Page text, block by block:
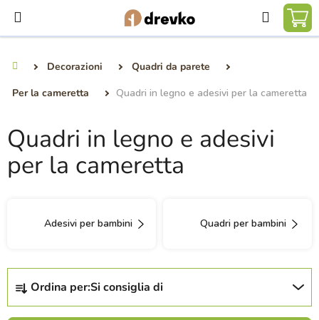
contenuto
Ricerca
Decorazioni
Quadri da parete
Per la cameretta
Quadri in legno e adesivi per la cameretta
Quadri in legno e adesivi
per la cameretta
Adesivi per bambini Quadri per bambini
O
d
Ordina per:Si consiglia di